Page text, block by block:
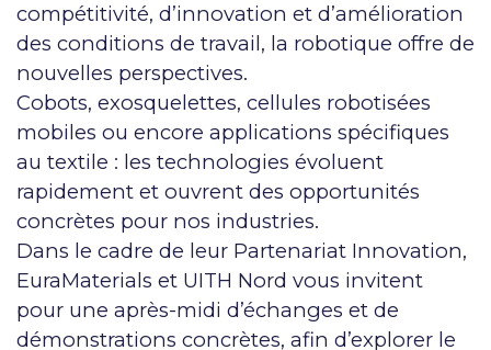
compétitivité, d’innovation et d’amélioration
des conditions de travail, la robotique offre de
nouvelles perspectives.
Cobots, exosquelettes, cellules robotisées
mobiles ou encore applications spécifiques
au textile : les technologies évoluent
rapidement et ouvrent des opportunités
concrètes pour nos industries.
Dans le cadre de leur Partenariat Innovation,
EuraMaterials et UITH Nord vous invitent
pour une après-midi d’échanges et de
démonstrations concrètes, afin d’explorer le